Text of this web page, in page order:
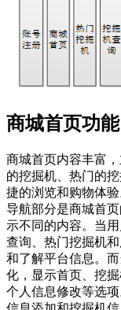
商城首页功能
商城首页内容丰富
的挖掘机、热门的
捷的浏览和购物体验
导航部分是商城首
示不同的内容。当
查询、热门挖掘机
和了解平台信息。
化，显示首页、挖
个人信息修改等选